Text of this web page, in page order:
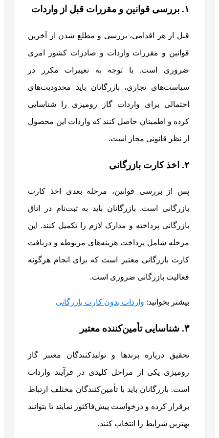
۱. بررسی قوانین و مقررات قبل از واردات
قبل از هر اقدامی، بررسی و مطلع شدن از آخرین
قوانین و مقررات واردات و صادرات کشور امری
ضروری است. با توجه به تغییرات مکرر در
سیاست‌های تجاری، بازرگانان باید محدودیت‌های
احتمالی برای واردات گاز رومیزی را شناسایی
کرده و اطمینان حاصل کنند که واردات این محصول
از نظر قانونی مجاز است.
۲. اخذ کارت بازرگانی
پس از بررسی قوانین، مرحله بعدی اخذ کارت
بازرگانی است. بازرگانان باید به ثبت‌نام در اتاق
بازرگانی پرداخته و مدارک لازم را تکمیل کنند. این
مرحله شامل پرداخت هزینه‌های مربوطه و دریافت
کارت بازرگانی معتبر است که برای انجام هرگونه
فعالیت بازرگانی ضروری است.
بیشتر بخوانید: واردات بدون کارت بازرگانی
۳. شناسایی تأمین‌کننده معتبر
تحقیق درباره برندها و تولیدکنندگان معتبر گاز
رومیزی یکی از مراحل کلیدی در فرآیند واردات
است. بازرگانان باید با تأمین‌کنندگان مختلف ارتباط
برقرار کرده و درخواست پیش‌فاکتور نمایند تا بتوانند
بهترین شرایط را انتخاب کنند.